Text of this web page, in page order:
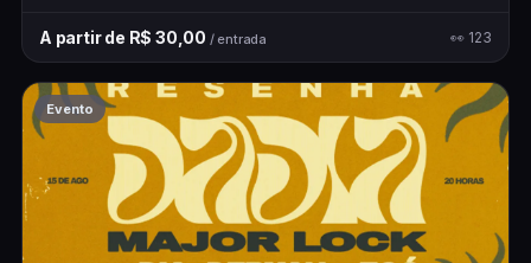
A partir de R$ 30,00 / entrada 👀 123
Evento